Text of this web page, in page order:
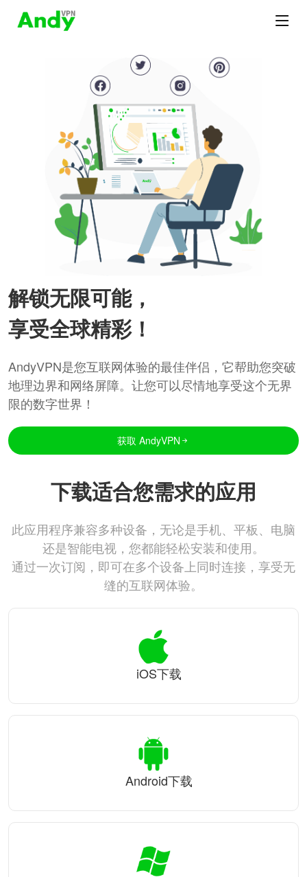
解锁无限可能，
享受全球精彩！
AndyVPN是您互联网体验的最佳伴侣，它帮助您突破
地理边界和网络屏障。让您可以尽情地享受这个无界
限的数字世界！
获取 AndyVPN
下载适合您需求的应用
此应用程序兼容多种设备，无论是手机、平板、电脑
还是智能电视，您都能轻松安装和使用。
通过一次订阅，即可在多个设备上同时连接，享受无
缝的互联网体验。
iOS下载
Android下载